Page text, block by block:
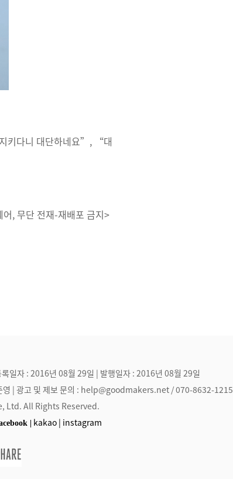
키다니 대단하네요”, “대
, 무단 전재-재배포 금지>
일자 : 2016년 08월 29일 | 발행일자 : 2016년 08월 29일
영 | 광고 및 제보 문의 : help@goodmakers.net / 070-8632-1215
Ltd. All Rights Reserved.
| kakao | instagram